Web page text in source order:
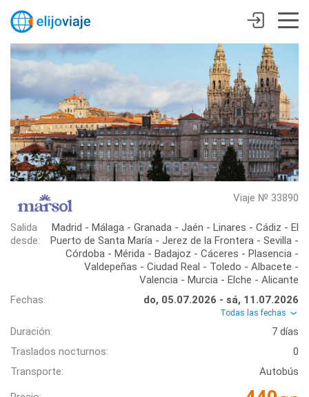
Viaje № 33890
Salida
desde:
Madrid - Málaga - Granada - Jaén - Linares - Cádiz - El
Puerto de Santa María - Jerez de la Frontera - Sevilla -
Córdoba - Mérida - Badajoz - Cáceres - Plasencia -
Valdepeñas - Ciudad Real - Toledo - Albacete -
Valencia - Murcia - Elche - Alicante
Fechas:
do, 05.07.2026 - sá, 11.07.2026
Todas las fechas
Duración:
7 días
Traslados nocturnos:
0
Transporte:
Autobús